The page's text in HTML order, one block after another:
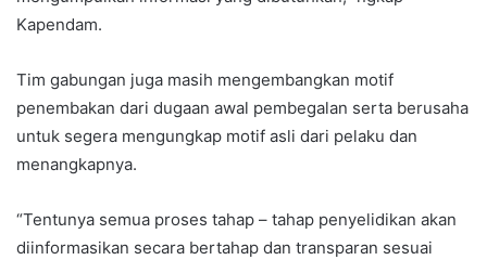
Kapendam.
Tim gabungan juga masih mengembangkan motif
penembakan dari dugaan awal pembegalan serta berusaha
untuk segera mengungkap motif asli dari pelaku dan
menangkapnya.
“Tentunya semua proses tahap – tahap penyelidikan akan
diinformasikan secara bertahap dan transparan sesuai